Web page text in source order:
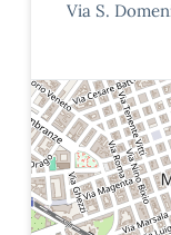
Via S.